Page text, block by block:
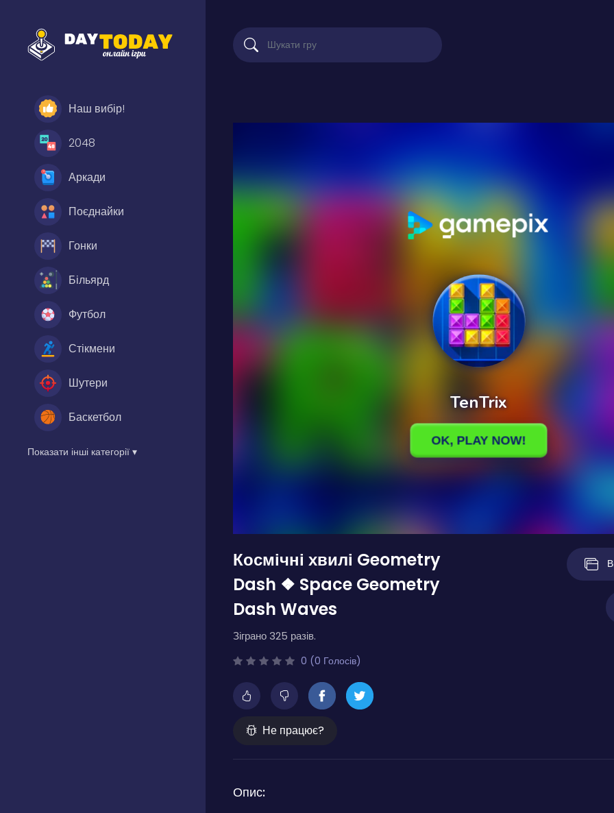
Наш вибір!
2048
Аркади
Поєднайки
Гонки
Більярд
Футбол
Стікмени
Шутери
Баскетбол
Показати інші категорії ▾
Космічні хвилі Geometry
Dash ❖ Space Geometry
Dash Waves
Зіграно 325 разів.
0 (0 Голосів)
Не працює?
Опис: